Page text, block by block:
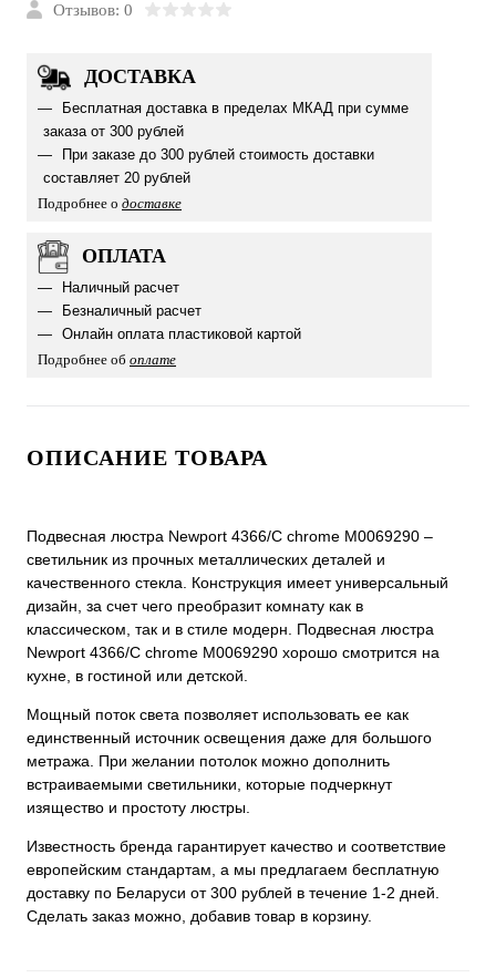
Отзывов: 0
ДОСТАВКА
Бесплатная доставка в пределах МКАД при сумме
заказа от 300 рублей
При заказе до 300 рублей стоимость доставки
составляет 20 рублей
Подробнее о доставке
ОПЛАТА
Наличный расчет
Безналичный расчет
Онлайн оплата пластиковой картой
Подробнее об оплате
ОПИСАНИЕ ТОВАРА
Подвесная люстра Newport 4366/C chrome М0069290 –
светильник из прочных металлических деталей и
качественного стекла. Конструкция имеет универсальный
дизайн, за счет чего преобразит комнату как в
классическом, так и в стиле модерн. Подвесная люстра
Newport 4366/C chrome М0069290 хорошо смотрится на
кухне, в гостиной или детской.
Мощный поток света позволяет использовать ее как
единственный источник освещения даже для большого
метража. При желании потолок можно дополнить
встраиваемыми светильники, которые подчеркнут
изящество и простоту люстры.
Известность бренда гарантирует качество и соответствие
европейским стандартам, а мы предлагаем бесплатную
доставку по Беларуси от 300 рублей в течение 1-2 дней.
Сделать заказ можно, добавив товар в корзину.